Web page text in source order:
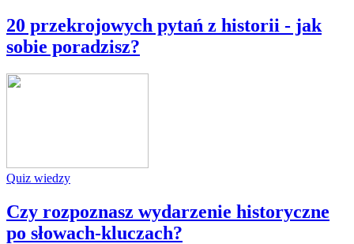
20 przekrojowych pytań z historii - jak
sobie poradzisz?
Quiz wiedzy
Czy rozpoznasz wydarzenie historyczne
po słowach-kluczach?